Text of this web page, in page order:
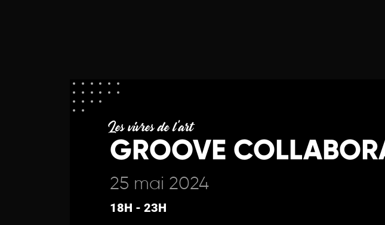
Les vivres de l'art
GROOVE
25 mai 2024
18H - 23H